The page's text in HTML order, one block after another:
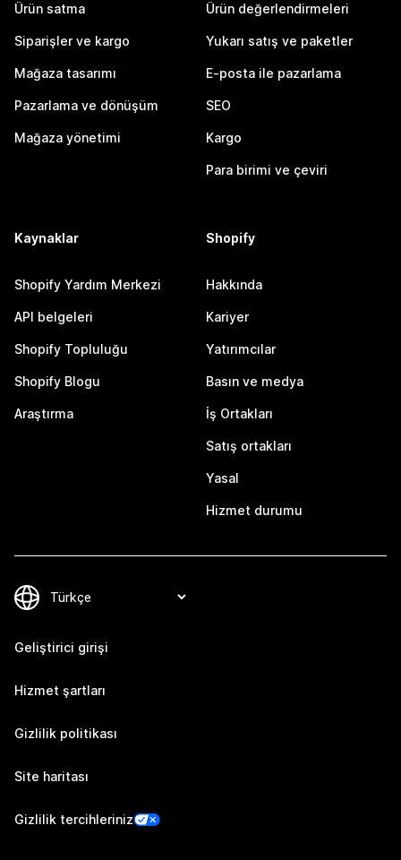
Ürün satma
Siparişler ve kargo
Mağaza tasarımı
Pazarlama ve dönüşüm
Mağaza yönetimi
Ürün değerlendirmeleri
Yukarı satış ve paketler
E-posta ile pazarlama
SEO
Kargo
Para birimi ve çeviri
Kaynaklar
Shopify Yardım Merkezi
API belgeleri
Shopify Topluluğu
Shopify Blogu
Araştırma
Shopify
Hakkında
Kariyer
Yatırımcılar
Basın ve medya
İş Ortakları
Satış ortakları
Yasal
Hizmet durumu
Geliştirici girişi
Hizmet şartları
Gizlilik politikası
Site haritası
Gizlilik tercihleriniz